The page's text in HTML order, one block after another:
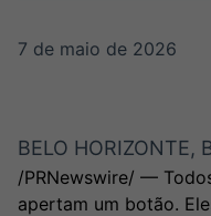
7 de maio de 2026
BELO HORIZONTE,
/PRNewswire/ —
apertam um botão.